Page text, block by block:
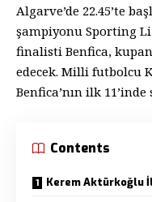
Algarve’de 22.45’te
şampiyonu Sporting
finalisti Benfica,
edecek. Milli futbolcu
Benfica’nın ilk
Contents
Kerem Aktürkoğlu